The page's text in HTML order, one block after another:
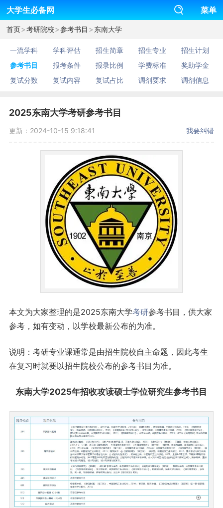
大学生必备网 菜单
首页>考研院校>参考书目 >东南大学
一流学科 学科评估 招生简章 招生专业
招生计划
参考书目
报考条件 报录比例 学费标准
奖助学金
复试分数
复试内容 复试占比 调剂要求 调剂信息
2025东南大学考研参考书目
更新：2024-10-15 9:18:41 我要纠错
本文为大家整理的是2025东南大学考研参考书目，供大家
参考，如有变动，以学校最新公布的为准。
说明：考研专业课通常是由招生院校自主命题，因此考生
在复习时就要以招生院校公布的参考书目为准。
东南大学2025年招收攻读硕士学位研究生参考书目